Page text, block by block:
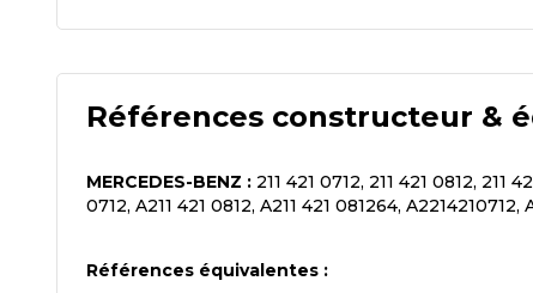
Références constructeur &
MERCEDES-BENZ : 211 421 0712, 211 421 0812, 211
0712, A211 421 0812, A211 421 081264, A2214210712,
Références équivalentes :